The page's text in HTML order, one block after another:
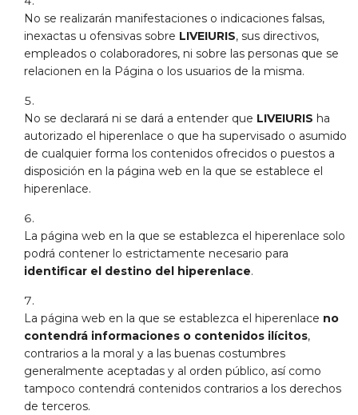
No se realizarán manifestaciones o indicaciones falsas,
inexactas u ofensivas sobre LIVEIURIS, sus directivos,
empleados o colaboradores, ni sobre las personas que se
relacionen en la Página o los usuarios de la misma.
No se declarará ni se dará a entender que LIVEIURIS ha
autorizado el hiperenlace o que ha supervisado o asumido
de cualquier forma los contenidos ofrecidos o puestos a
disposición en la página web en la que se establece el
hiperenlace.
La página web en la que se establezca el hiperenlace solo
podrá contener lo estrictamente necesario para
identificar el destino del hiperenlace.
La página web en la que se establezca el hiperenlace no
contendrá informaciones o contenidos ilícitos,
contrarios a la moral y a las buenas costumbres
generalmente aceptadas y al orden público, así como
tampoco contendrá contenidos contrarios a los derechos
de terceros.